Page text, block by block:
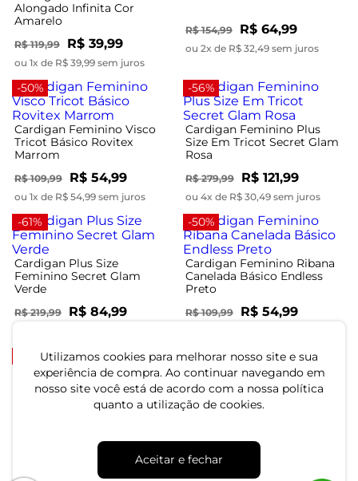
Utilizamos cookies para melhorar nosso site e sua
experiência de compra. Ao continuar navegando em
nosso site você está de acordo com a nossa política
quanto a utilização de cookies.
Aceitar e fechar
Alongado Infinita Cor
Amarelo
R$ 119,99 R$ 39,99
ou 1x de R$ 39,99 sem juros
R$ 154,99 R$ 64,99
ou 2x de R$ 32,49 sem juros
-50%
Cardigan Feminino Visco
Tricot Básico Rovitex
Marrom
R$ 109,99 R$ 54,99
ou 1x de R$ 54,99 sem juros
-56%
Cardigan Feminino Plus
Size Em Tricot Secret Glam
Rosa
R$ 279,99 R$ 121,99
ou 4x de R$ 30,49 sem juros
-61%
Cardigan Plus Size
Feminino Secret Glam
Verde
R$ 219,99 R$ 84,99
-50%
Cardigan Feminino Ribana
Canelada Básico Endless
Preto
R$ 109,99 R$ 54,99
-50%
Cardigan Feminino Ribana
Canelada Básico Endless
R$ 54,99
ou 1x de R$ 54,99 sem juros
-49%
Cardigan Feminino
Molecotton Plus Size Secret
R$ 104,99
ou 3x de R$ 34,99 sem juros